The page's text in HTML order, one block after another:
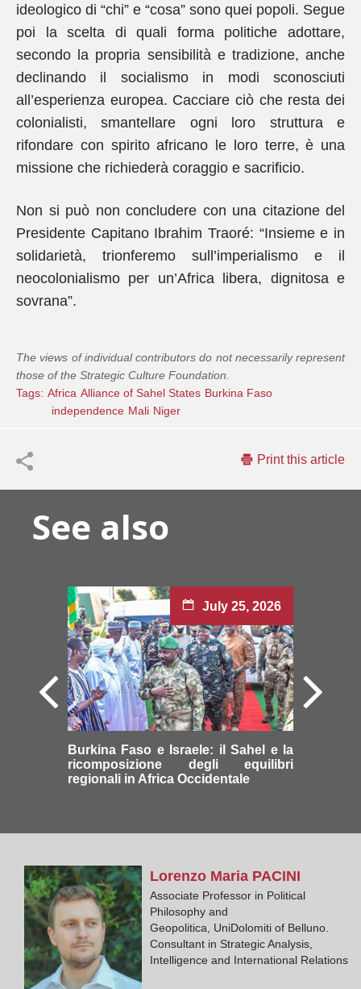
ideologico di “chi” e “cosa” sono quei popoli. Segue
poi la scelta di quali forma politiche adottare,
secondo la propria sensibilità e tradizione, anche
declinando il socialismo in modi sconosciuti
all’esperienza europea. Cacciare ciò che resta dei
colonialisti, smantellare ogni loro struttura e
rifondare con spirito africano le loro terre, è una
missione che richiederà coraggio e sacrificio.
Non si può non concludere con una citazione del
Presidente Capitano Ibrahim Traoré: “Insieme e in
solidarietà, trionferemo sull’imperialismo e il
neocolonialismo per un’Africa libera, dignitosa e
sovrana”.
The views of individual contributors do not necessarily represent
those of the Strategic Culture Foundation.
Tags: Africa Alliance of Sahel States Burkina Faso
independence Mali Niger
Print this article
See also
July 25, 2026
Burkina Faso e Israele: il Sahel e la
ricomposizione degli equilibri
regionali in Africa Occidentale
Lorenzo Maria PACINI
Associate Professor in Political
Philosophy and
Geopolitica, UniDolomiti of Belluno.
Consultant in Strategic Analysis,
Intelligence and International Relations